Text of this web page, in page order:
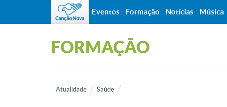
FORMAÇÃO
Atualidade Saúde
Eventos Formação Notícias Música